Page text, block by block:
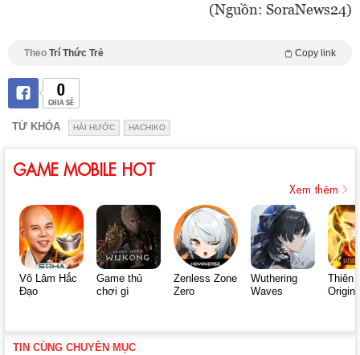
(Nguồn: SoraNews24)
Theo Trí Thức Trẻ Copy link
0
CHIA SẺ
TỪ KHÓA HÀI HƯỚC HACHIKO
GAME MOBILE HOT
Xem thêm
Võ Lâm Hắc
Đạo
Game thủ
chơi gì
Zenless Zone
Zero
Wuthering
Waves
Thiên
Origin
TIN CÙNG CHUYÊN MỤC